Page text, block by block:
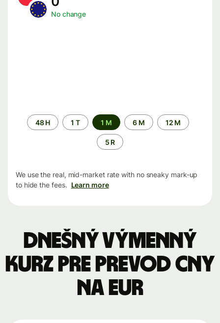
No change
Time
period
48 H 1 T 1 M 6 M 12 M
5 R
We use the real, mid-market rate with no sneaky mark-up
to hide the fees. Learn more
Dnešný výmenný
kurz pre prevod CNY
na EUR